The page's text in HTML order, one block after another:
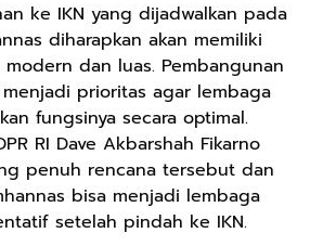
ke IKN yang dijadwalkan pada
diharapkan akan memiliki
dan luas. Pembangunan
prioritas agar lembaga
fungsinya secara optimal.
RI Dave Akbarshah Fikarno
penuh rencana tersebut dan
bisa menjadi lembaga
setelah pindah ke IKN.